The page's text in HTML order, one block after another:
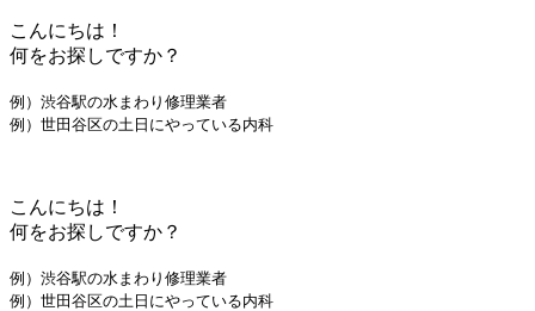
こんにちは！
何をお探しですか？
例）渋谷駅の水まわり修理業者
例）世田谷区の土日にやっている内科
こんにちは！
何をお探しですか？
例）渋谷駅の水まわり修理業者
例）世田谷区の土日にやっている内科